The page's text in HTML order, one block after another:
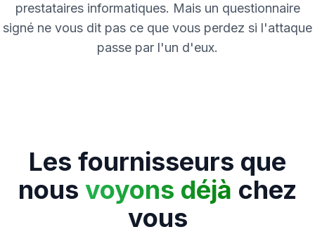
prestataires informatiques. Mais un questionnaire
signé ne vous dit pas ce que vous perdez si l'attaque
passe par l'un d'eux.
Les fournisseurs que
nous voyons déjà chez
vous